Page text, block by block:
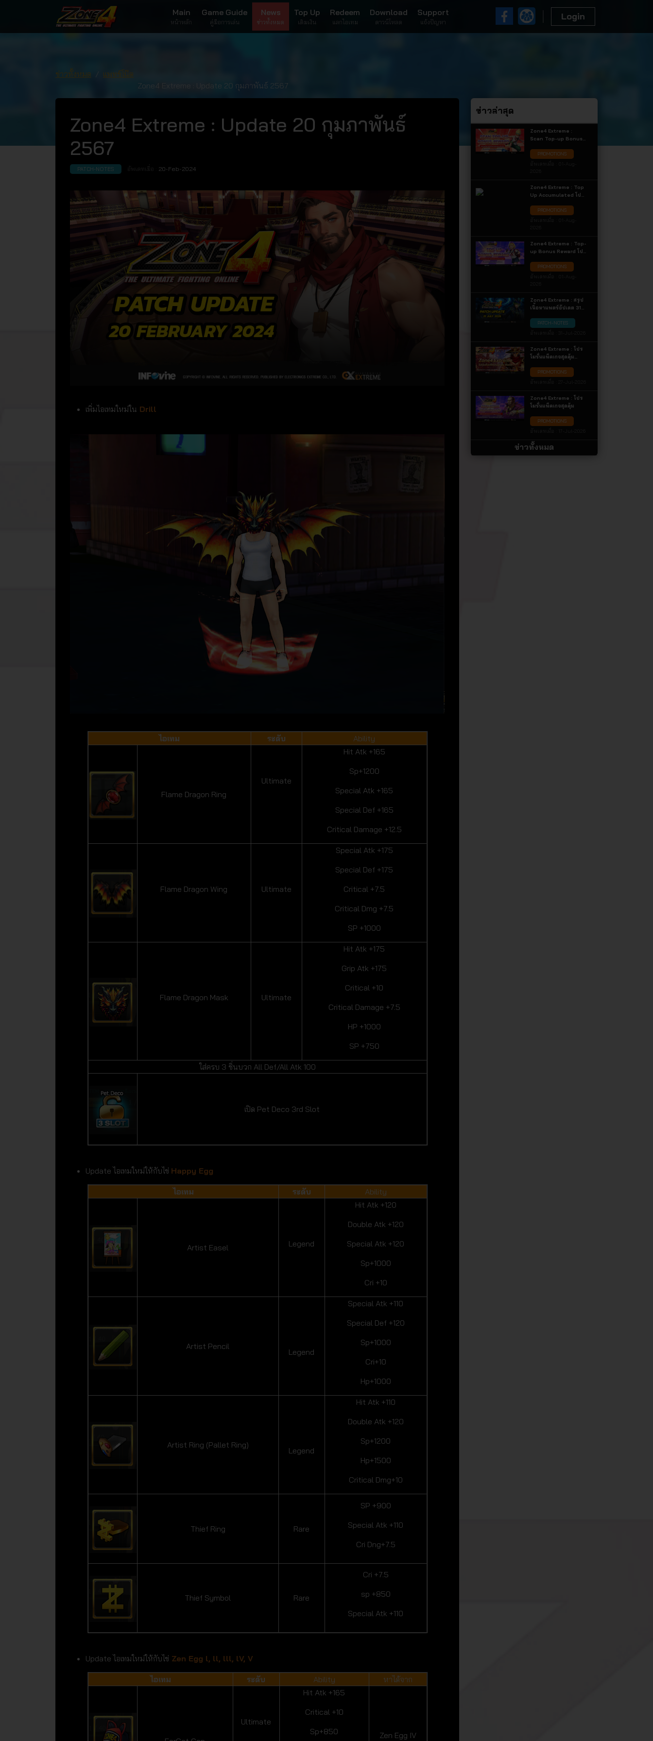
Main
หน้าหลัก
Game Guide
คู่มือการเล่น
News
ข่าวทั้งหมด
Top Up
เติมเงิน
Redeem
แลกไอเทม
Download
ดาวน์โหลด
Support
แจ้งปัญหา
Login
ข่าวทั้งหมด
แพทช์โน๊ต
Zone4 Extreme : Update 20 กุมภาพันธ์ 2567
Zone4 Extreme : Update 20 กุมภาพันธ์
2567
PATCH-NOTES 20-Feb-2024
เพิ่มไอเทมใหม่ใน Drill
ไอเทม ระดับ Ability
Flame Dragon Ring
Ultimate
Hit Atk +165
Sp+1200
Special Atk +165
Special Def +165
Critical Damage +12.5
Flame Dragon Wing Ultimate
Special Atk +175
Special Def +175
Critical +7.5
Critical Dmg +7.5
SP +1000
Flame Dragon Mask Ultimate
Hit Atk +175
Grip Atk +175
Critical +10
Critical Damage +7.5
HP +1000
SP +750
ใส่ครบ 3 ชิ่นบวก All Def/All Atk 100
เปิด Pet Deco 3rd Slot
Update ไอเทมใหม่ให้กับไข่ Happy Egg
ไอเทม ระดับ Ability
Artist Easel Legend
Hit Atk +120
Double Atk +120
Special Atk +120
Sp+1000
Cri +10
Artist Pencil
Legend
Special Atk +110
Special Def +120
Sp+1000
Cri+10
Hp+1000
Artist Ring (Pallet Ring)
Legend
Hit Atk +110
Double Atk +120
Sp+1200
Hp+1500
Critical Dmg+10
Thief Ring Rare
SP +900
Special Atk +110
Cri Dng+7.5
Thief Symbol Rare
Cri +7.5
sp +850
Special Atk +110
Update ไอเทมใหม่ให้กับไข่ Zen Egg l, ll, lll, lV, V
ไอเทม ระดับ Ability หาได้จาก
Ultimate
Hit Atk +165
Critical +10
Sp+850
Zen Egg IV
ข่าวล่าสุด
Zone4 Extreme :
Scan Top-up Bonus
ไอเทมแถมแบบจัดเต็ม
คุ้ม
PROMOTIONS
Zone4 Extreme : Top
Up Accumulated โปร
ประจำเดือน
PROMOTIONS
Zone4 Extreme : Top-
up Bonus Reward โปร
ของแถมกันแบบจุกๆ
PROMOTIONS
Zone4 Extreme : สรุป
เนื้อหาแพตช์อัปเดต 31
PATCH-NOTES
Zone4 Extreme : โปร
โมชั่นแพ็คเกจสุดคุ้ม
PROMOTIONS
Zone4 Extreme : โปร
โมชั่นแพ็คเกจสุดคุ้ม
PROMOTIONS
ข่าวทั้งหมด